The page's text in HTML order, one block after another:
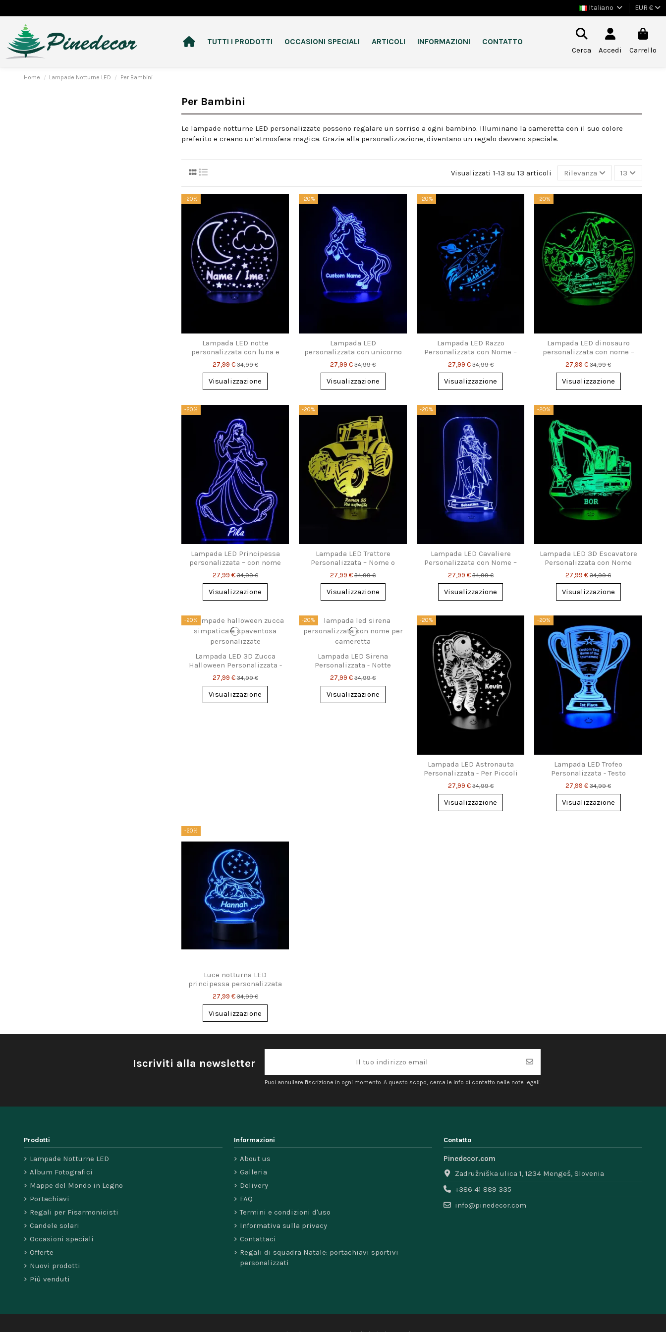
Italiano EUR €
TUTTI I PRODOTTI OCCASIONI SPECIALI ARTICOLI INFORMAZIONI CONTATTO
Cerca Accedi Carrello
Home Lampade Notturne LED Per Bambini
Per Bambini
Le lampade notturne LED personalizzate possono regalare un sorriso a ogni bambino. Illuminano la cameretta con il suo colore
preferito e creano un’atmosfera magica. Grazie alla personalizzazione, diventano un regalo davvero speciale.
Visualizzati 1-13 su 13 articoli Rilevanza 13
-20%
Lampada LED notte
personalizzata con luna e
stelle – con nome per
bambini
27,99 €34,99 €
Visualizzazione
-20%
Lampada LED
personalizzata con unicorno
e nome – regalo magico per
bambini
27,99 € 34,99 €
Visualizzazione
-20%
Lampada LED Razzo
Personalizzata con Nome –
Luce Notturna da Sogno per
Bimbi & Sognatori
27,99 €34,99 €
Visualizzazione
-20%
Lampada LED dinosauro
personalizzata con nome –
Idea regalo fantastica
27,99 € 34,99 €
Visualizzazione
-20%
Lampada LED Principessa
personalizzata – con nome
inciso per cameretta
27,99 €34,99 €
Visualizzazione
-20%
Lampada LED Trattore
Personalizzata – Nome o
Frase Incisa
27,99 € 34,99 €
Visualizzazione
-20%
Lampada LED Cavaliere
Personalizzata con Nome –
Regalo Magico per Bambini
27,99 €34,99 €
Visualizzazione
-20%
Lampada LED 3D Escavatore
Personalizzata con Nome
27,99 € 34,99 €
Visualizzazione
-20%
Lampada LED 3D Zucca
Halloween Personalizzata -
Simpatica o Spaventosa
27,99 €34,99 €
Visualizzazione
-20%
Lampada LED Sirena
Personalizzata - Notte
Magica per Bambini
27,99 € 34,99 €
Visualizzazione
-20%
Lampada LED Astronauta
Personalizzata - Per Piccoli
Sognatori
27,99 €34,99 €
Visualizzazione
-20%
Lampada LED Trofeo
Personalizzata - Testo
Inciso
27,99 € 34,99 €
Visualizzazione
-20%
Luce notturna LED
principessa personalizzata
– con nome per bambini
27,99 €34,99 €
Visualizzazione
Iscriviti alla newsletter
Puoi annullare l'iscrizione in ogni momento. A questo scopo, cerca le info di contatto nelle note legali.
Prodotti
Lampade Notturne LED
Album Fotografici
Mappe del Mondo in Legno
Portachiavi
Regali per Fisarmonicisti
Candele solari
Occasioni speciali
Offerte
Nuovi prodotti
Più venduti
Informazioni
About us
Galleria
Delivery
FAQ
Termini e condizioni d'uso
Informativa sulla privacy
Contattaci
Regali di squadra Natale: portachiavi sportivi
personalizzati
Contatto
Pinedecor.com
Zadružniška ulica 1, 1234 Mengeš, Slovenia
+386 41 889 335
info@pinedecor.com